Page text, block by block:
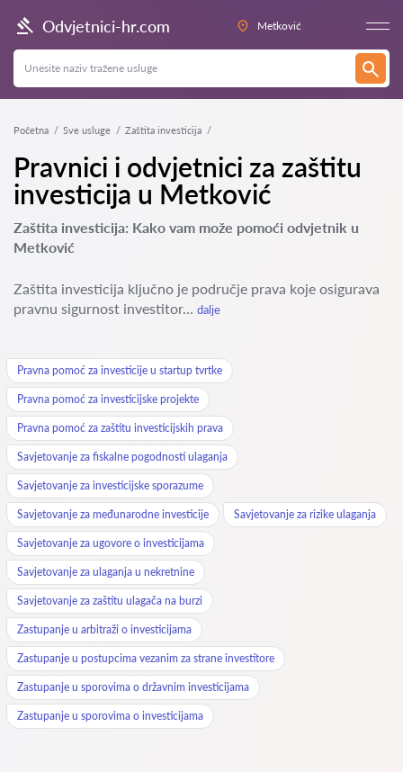
Odvjetnici-hr.com Metković
Početna Sve usluge Zaštita investicija
Pravnici i odvjetnici za zaštitu
investicija u Metković
Zaštita investicija: Kako vam može pomoći odvjetnik u
Metković
Zaštita investicija ključno je područje prava koje osigurava
pravnu sigurnost investitor... dalje
Pravna pomoć za investicije u startup tvrtke
Pravna pomoć za investicijske projekte
Pravna pomoć za zaštitu investicijskih prava
Savjetovanje za fiskalne pogodnosti ulaganja
Savjetovanje za investicijske sporazume
Savjetovanje za međunarodne investicije Savjetovanje za rizike ulaganja
Savjetovanje za ugovore o investicijama
Savjetovanje za ulaganja u nekretnine
Savjetovanje za zaštitu ulagača na burzi
Zastupanje u arbitraži o investicijama
Zastupanje u postupcima vezanim za strane investitore
Zastupanje u sporovima o državnim investicijama
Zastupanje u sporovima o investicijama